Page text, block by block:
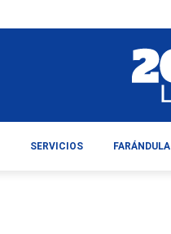
SERVICIOS FARÁNDULA